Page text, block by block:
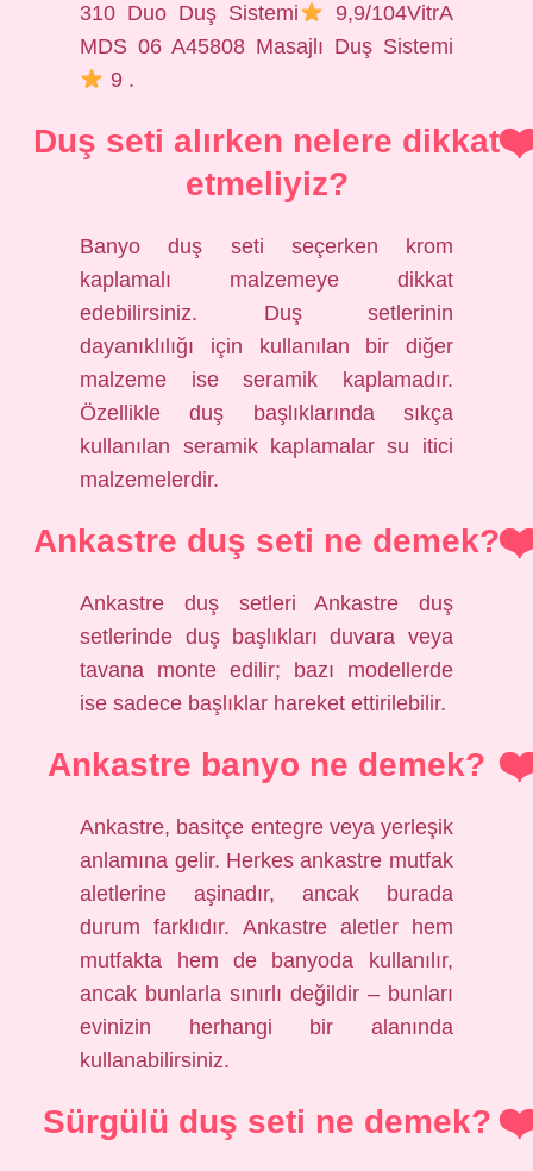
310 Duo Duş Sistemi
9,9/104VitrA
MDS 06 A45808 Masajlı Duş Sistemi
9 .
Duş seti alırken nelere dikkat
etmeliyiz?
Banyo duş seti seçerken krom
kaplamalı malzemeye dikkat
edebilirsiniz. Duş setlerinin
dayanıklılığı için kullanılan bir diğer
malzeme ise seramik kaplamadır.
Özellikle duş başlıklarında sıkça
kullanılan seramik kaplamalar su itici
malzemelerdir.
Ankastre duş seti ne demek?
Ankastre duş setleri Ankastre duş
setlerinde duş başlıkları duvara veya
tavana monte edilir; bazı modellerde
ise sadece başlıklar hareket ettirilebilir.
Ankastre banyo ne demek?
Ankastre, basitçe entegre veya yerleşik
anlamına gelir. Herkes ankastre mutfak
aletlerine aşinadır, ancak burada
durum farklıdır. Ankastre aletler hem
mutfakta hem de banyoda kullanılır,
ancak bunlarla sınırlı değildir – bunları
evinizin herhangi bir alanında
kullanabilirsiniz.
Sürgülü duş seti ne demek?